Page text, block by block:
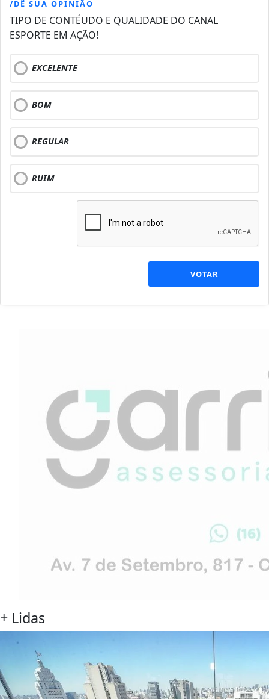
/DÊ SUA OPINIÃO
TIPO DE CONTÉUDO E QUALIDADE DO CANAL
ESPORTE EM AÇÃO!
EXCELENTE
BOM
REGULAR
RUIM
VOTAR
+ Lidas